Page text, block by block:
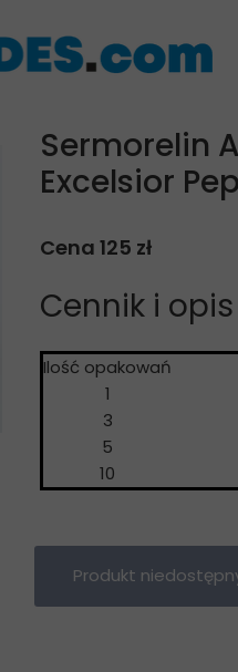
Sermorelin
Excelsior
Cena 125 zł
Cennik i
Ilość opakowań
1
3
5
10
Produkt